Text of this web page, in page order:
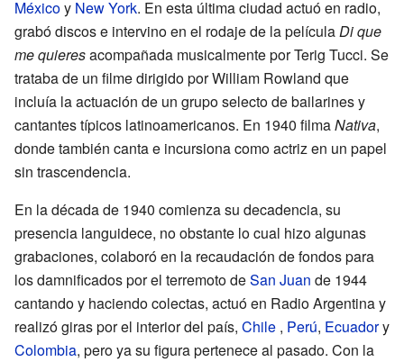
Méxicoy New York. En esta última ciudad actuó en radio,
grabó discos e intervino en el rodaje de la películaDi que
me quieresacompañada musicalmente por Terig Tucci. Se
trataba de un filme dirigido por William Rowland que
incluía la actuación de un grupo selecto de bailarines y
cantantes típicos latinoamericanos. En 1940 filmaNativa,
donde también canta e incursiona como actriz en un papel
sin trascendencia.
En la década de 1940 comienza su decadencia, su
presencia languidece, no obstante lo cual hizo algunas
grabaciones, colaboró en la recaudación de fondos para
los damnificados por el terremoto deSan Juan de 1944
cantando y haciendo colectas, actuó en Radio Argentina y
realizó giras por el interior del país, Chile , Perú, Ecuadory
Colombia, pero ya su figura pertenece al pasado. Con la